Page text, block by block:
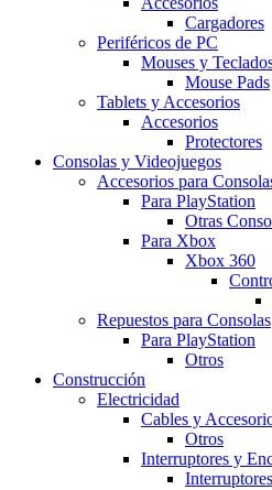
Cargadores
Periféricos de PC
Mouses y
Mouse Pads
Tablets y Accesorios
Accesorios
Protectores
Consolas y Videojuegos
Accesorios para
Para PlayStation
Otras
Para Xbox
Xbox 360
Repuestos para Consolas
Para PlayStation
Otros
Construcción
Electricidad
Cables y
Otros
Interruptores y
Interruptores